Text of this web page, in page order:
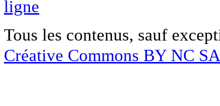
ligne
Tous les contenus, sauf
Créative Commons BY NC SA